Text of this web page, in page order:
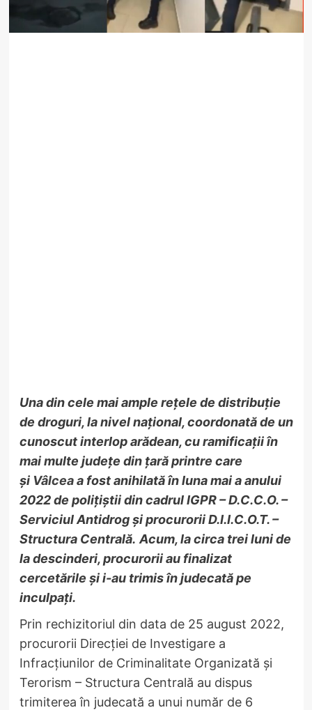
Una din cele mai ample rețele de distribuție
de droguri, la nivel național, coordonată de un
cunoscut interlop arădean, cu ramificații în
mai multe județe din țară printre care
și Vâlceaa fost anihilată în luna mai a anului
2022 de polițiștii din cadrul IGPR – D.C.C.O. –
Serviciul Antidrog și procurorii D.I.I.C.O.T. –
Structura Centrală. Acum, la circa trei luni de
la descinderi, procurorii au finalizat
cercetările și i-au trimis în judecată pe
inculpați.
Prin rechizitoriul din data de 25 august 2022,
procurorii Direcției de Investigare a
Infracțiunilor de Criminalitate Organizată și
Terorism – Structura Centrală au dispus
trimiterea în judecată a unui număr de 6